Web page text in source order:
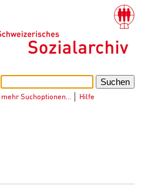
mehr Suchoptionen… Hilfe